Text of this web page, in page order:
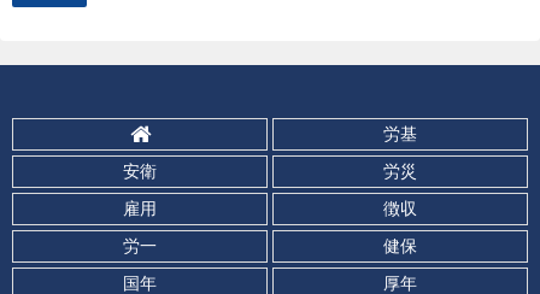
労基
安衛
労災
雇用
徴収
労一
健保
国年
厚年